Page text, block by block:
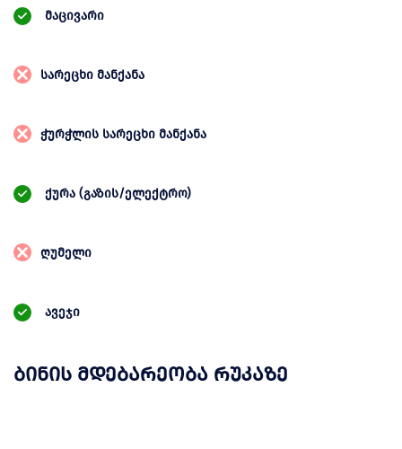
მაცივარი
სარეცხი მანქანა
ჭურჭლის სარეცხი მანქანა
ქურა (გაზის/ელექტრო)
ღუმელი
ავეჯი
ბინის მდებარეობა რუკაზე